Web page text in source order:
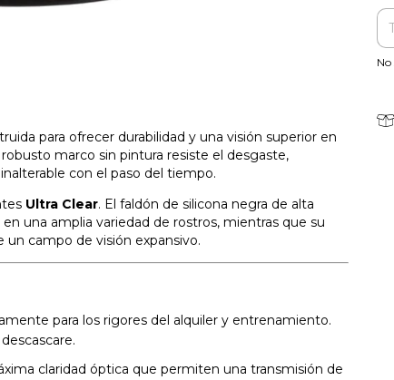
para ofrecer durabilidad y una visión superior en
marco sin pintura resiste el desgaste,
con el paso del tiempo.
Ultra Clear. El faldón de silicona negra de alta
una amplia variedad de rostros, mientras que su
campo de visión expansivo.
para los rigores del alquiler y entrenamiento.
claridad óptica que permiten una transmisión de